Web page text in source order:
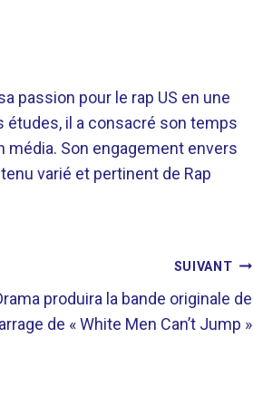
passion pour le rap US en une
il a consacré son temps
média. Son engagement envers
varié et pertinent de Rap
SUIVANT
produira la bande originale de
de « White Men Can’t Jump »